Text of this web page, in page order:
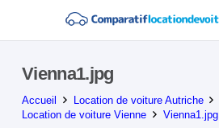
Vienna1.jpg
Accueil
Location de voiture Autriche
Location de voiture Vienne
Vienna1.jpg